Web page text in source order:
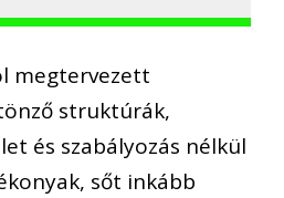
megtervezett
struktúrák,
és szabályozás nélkül
sőt inkább